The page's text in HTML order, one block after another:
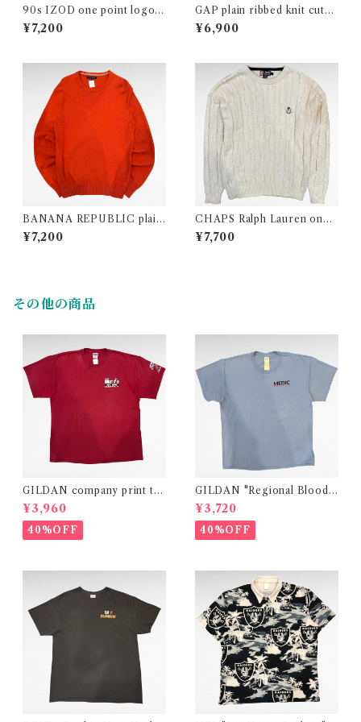
90s IZOD one point logo a
crylic knit cardigan (Made
In USA)
¥7,200
GAP plain ribbed knit cutse
w
¥6,900
BANANA REPUBLIC plain
merino wool knit
¥7,200
CHAPS Ralph Lauren one
point logo cable design cot
ton knit
¥7,700
その他の商品
GILDAN company print t-s
hirt
¥3,960
40%OFF
GILDAN "Regional Blood
Center" medical print t-shi
rt
¥3,720
40%OFF